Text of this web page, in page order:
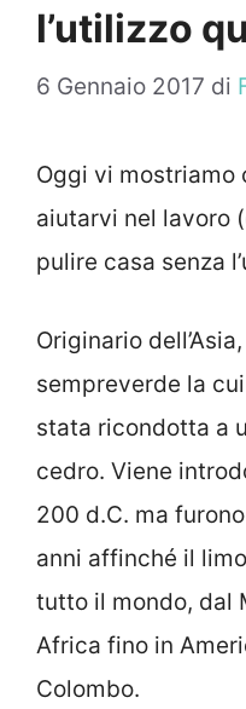
l’utilizzo
6 Gennaio 2017 di
Oggi vi mostriamo
aiutarvi nel lavoro
pulire casa senza
Originario
sempreverde la
stata ricondotta a
cedro. Viene
200 d.C. ma
anni affinché il
tutto il mondo, dal
Africa fino in
Colombo.